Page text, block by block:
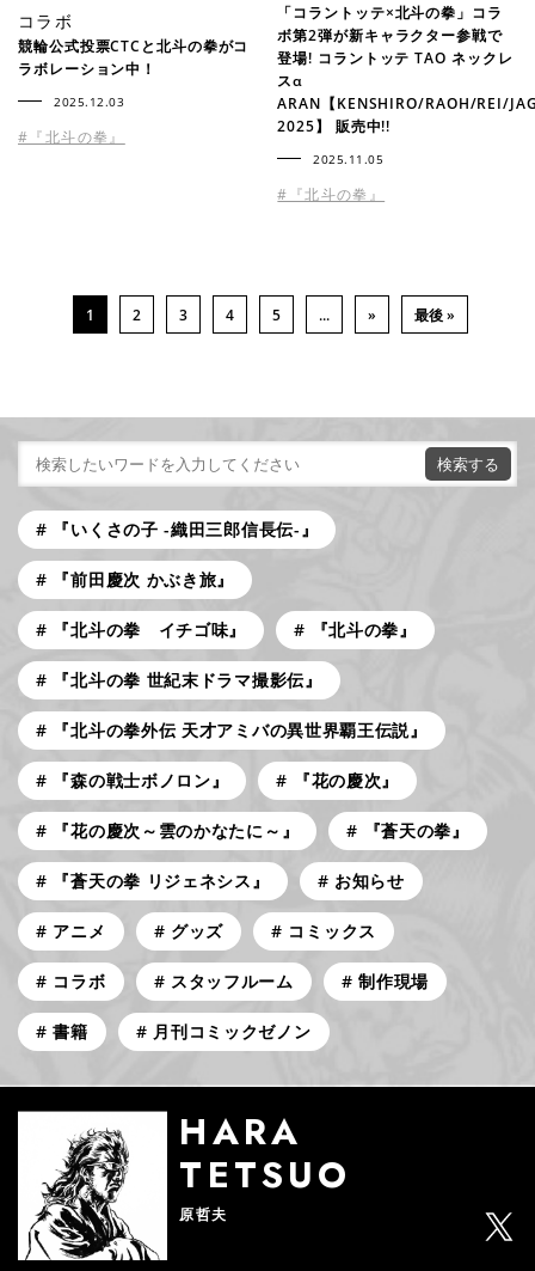
コラボ
競輪公式投票CTCと北斗の拳がコ
ラボレーション中！
2025.12.03
#『北斗の拳』
「コラントッテ×北斗の拳」コラ
ボ第2弾が新キャラクター参戦で
登場! コラントッテ TAO ネックレ
スα
ARAN【KENSHIRO/RAOH/REI/
2025】 販売中!!
2025.11.05
#『北斗の拳』
1 2 3 4 5 ... » 最後 »
『いくさの子 -織田三郎信長伝-』
『前田慶次 かぶき旅』
『北斗の拳 イチゴ味』 『北斗の拳』
『北斗の拳 世紀末ドラマ撮影伝』
『北斗の拳外伝 天才アミバの異世界覇王伝説』
『森の戦士ボノロン』 『花の慶次』
『花の慶次～雲のかなたに～』 『蒼天の拳』
『蒼天の拳 リジェネシス』 お知らせ
アニメ グッズ コミックス
コラボ スタッフルーム 制作現場
書籍 月刊コミックゼノン
HARA
TETSUO
原哲夫